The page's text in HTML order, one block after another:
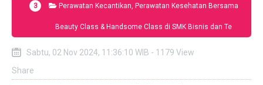
Perawatan Kecantikan, Perawatan Kesehatan Bersama
Beauty Class & Handsome Class di SMK Bisnis dan Te
Sabtu, 02 Nov 2024, 11:36:10 WIB - 1179 View
Share